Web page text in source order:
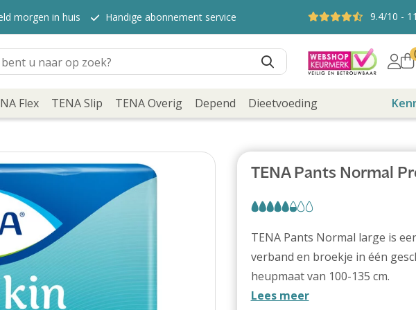
morgen in huis Handige abonnement service 9.4/10 -
Flex TENA Slip TENA Overig Depend Dieetvoeding
TENA Pants Normal
TENA Pants Normal large is
verband en broekje in één
heupmaat van 100-135 cm.
Lees meer